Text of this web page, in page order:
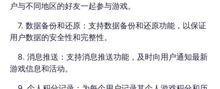
户与不同地区的好友一起参与游戏。
7. 数据备份和还原：支持数据备份和还原功能，以保证
用户数据的安全性和完整性。
8. 消息推送：支持消息推送功能，及时向用户通知最新
游戏信息和活动。